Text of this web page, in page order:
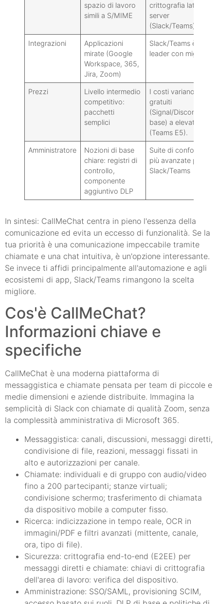
spazio di lavoro
simili a S/MIME
crittografia lato
server
(Slack/Teams).
Integrazioni
Applicazioni
mirate (Google
Workspace, 365,
Jira, Zoom)
Slack/Teams è
leader con migliaia
Prezzi
Livello intermedio
competitivo:
pacchetti
semplici
I costi variano da
gratuiti
(Signal/Discord
base) a elevati
(Teams E5).
Amministratore
Nozioni di base
chiare: registri di
controllo,
componente
aggiuntivo DLP
Suite di conformità
più avanzate per
Slack/Teams
In sintesi: CallMeChat centra in pieno l'essenza della
comunicazione ed evita un eccesso di funzionalità. Se la
tua priorità è una comunicazione impeccabile tramite
chiamate e una chat intuitiva, è un'opzione interessante.
Se invece ti affidi principalmente all'automazione e agli
ecosistemi di app, Slack/Teams rimangono la scelta
migliore.
Cos'è CallMeChat?
Informazioni chiave e
specifiche
CallMeChat è una moderna piattaforma di
messaggistica e chiamate pensata per team di piccole e
medie dimensioni e aziende distribuite. Immagina la
semplicità di Slack con chiamate di qualità Zoom, senza
la complessità amministrativa di Microsoft 365.
Messaggistica: canali, discussioni, messaggi diretti,
condivisione di file, reazioni, messaggi fissati in
alto e autorizzazioni per canale.
Chiamate: individuali e di gruppo con audio/video
fino a 200 partecipanti; stanze virtuali;
condivisione schermo; trasferimento di chiamata
da dispositivo mobile a computer fisso.
Ricerca: indicizzazione in tempo reale, OCR in
immagini/PDF e filtri avanzati (mittente, canale,
ora, tipo di file).
Sicurezza: crittografia end-to-end (E2EE) per
messaggi diretti e chiamate: chiavi di crittografia
dell'area di lavoro: verifica del dispositivo.
Amministrazione: SSO/SAML, provisioning SCIM,